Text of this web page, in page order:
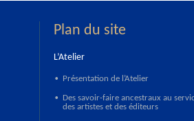
Plan du site
L’Atelier
• Présentation de l’Atelier
•
Des savoir-faire ancestraux au
des artistes et des éditeurs